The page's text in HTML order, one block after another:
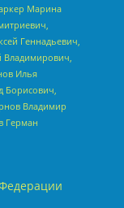
Марина
Геннадьевич,
Владимирович,
Илья
Борисович,
Владимир
Герман